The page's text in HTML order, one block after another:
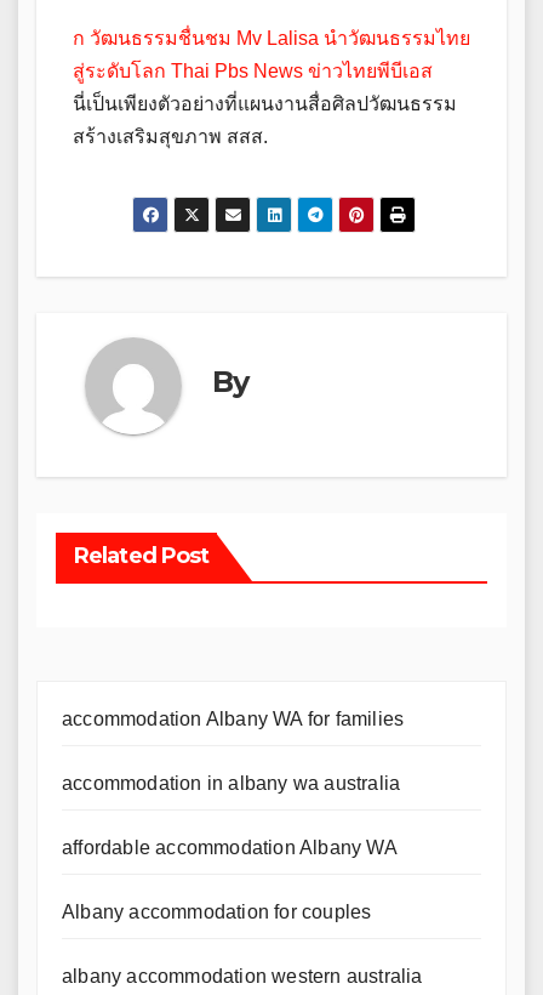
ก วัฒนธรรมชื่นชม Mv Lalisa นำวัฒนธรรมไทย
สู่ระดับโลก Thai Pbs News ข่าวไทยพีบีเอส
นี่เป็นเพียงตัวอย่างที่แผนงานสื่อศิลปวัฒนธรรม
สร้างเสริมสุขภาพ สสส.
By
Related Post
accommodation Albany WA for families
accommodation in albany wa australia
affordable accommodation Albany WA
Albany accommodation for couples
albany accommodation western australia